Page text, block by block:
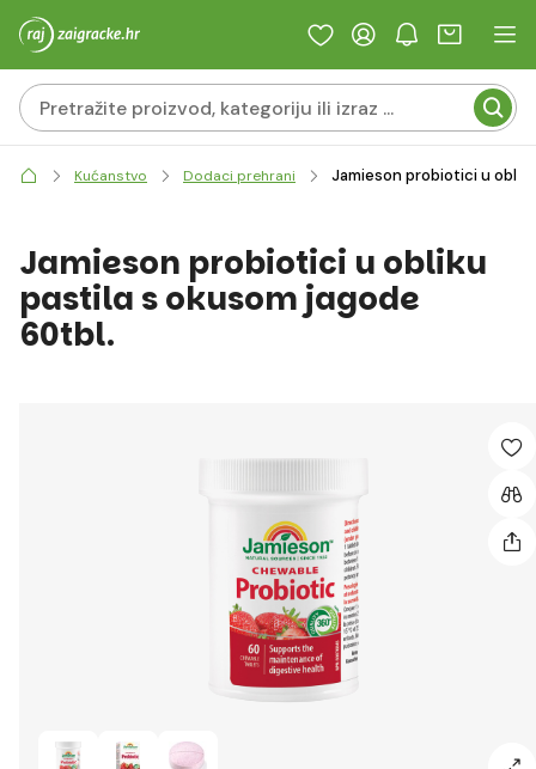
Kućanstvo Dodaci prehrani Jamieson probiotici u
Jamieson probiotici u obliku
pastila s okusom jagode
60tbl.